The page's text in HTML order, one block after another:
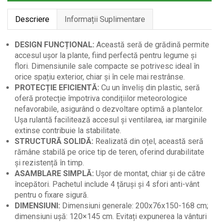
Feronerie
Rezistentă
Descriere Informații Suplimentare
DESIGN FUNCȚIONAL: Această seră de grădină permite
accesul ușor la plante, fiind perfectă pentru legume și
flori. Dimensiunile sale compacte se potrivesc ideal în
orice spațiu exterior, chiar și în cele mai restrânse.
PROTECȚIE EFICIENTĂ: Cu un înveliș din plastic, seră
oferă protecție împotriva condițiilor meteorologice
nefavorabile, asigurând o dezvoltare optimă a plantelor.
Ușa rulantă facilitează accesul și ventilarea, iar marginile
extinse contribuie la stabilitate.
STRUCTURĂ SOLIDĂ: Realizată din oțel, această seră
rămâne stabilă pe orice tip de teren, oferind durabilitate
și rezistență în timp.
ASAMBLARE SIMPLĂ: Ușor de montat, chiar și de către
începători. Pachetul include 4 țăruși și 4 sfori anti-vânt
pentru o fixare sigură.
DIMENSIUNI: Dimensiuni generale: 200x76x150-168 cm;
dimensiuni ușă: 120×145 cm. Evitați expunerea la vânturi